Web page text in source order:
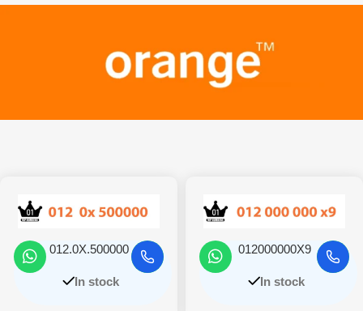
012000000X9
In stock
012.0X.500000
In stock